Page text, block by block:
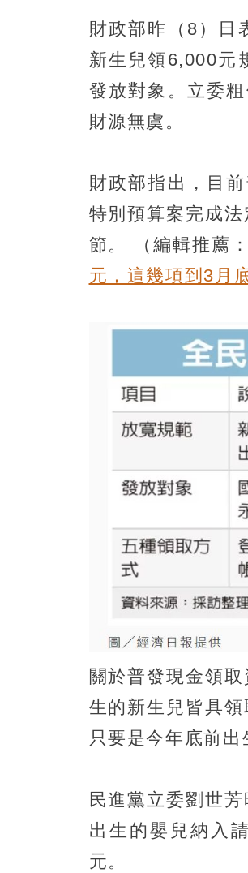
財政部昨（8）日
新生兒領6,000元
發放對象。 立委
財源無虞。
財政部指出，目
特別預算案完成
節。
（編輯推薦：
元，這幾項到3月
關於普發現金領
生的新生兒皆具
只要是今年底前出
民進黨立委劉世
出生的嬰兒納入
元。